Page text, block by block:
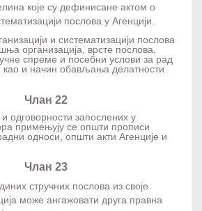
које су дефинисане актом о
послова у Агенцији.
и систематизацији послова
организација, врсте послова,
спреме и посебни услови за рад
и начин обављања делатности
Члан 22
одговорности запослених у
примењују се општи прописи
односи, општи акти Агенције и
Члан 23
стручних послова из своје
може ангажовати друга правна